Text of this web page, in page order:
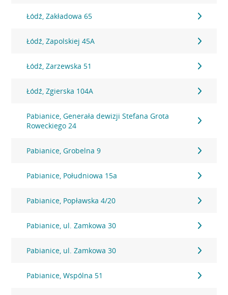
Łódź, Zakładowa 65
Łódź, Zapolskiej 45A
Łódź, Zarzewska 51
Łódź, Zgierska 104A
Pabianice, Generała dewizji Stefana Grota
Roweckiego 24
Pabianice, Grobelna 9
Pabianice, Południowa 15a
Pabianice, Popławska 4/20
Pabianice, ul. Zamkowa 30
Pabianice, ul. Zamkowa 30
Pabianice, Wspólna 51